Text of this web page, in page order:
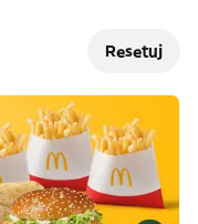
Resetuj